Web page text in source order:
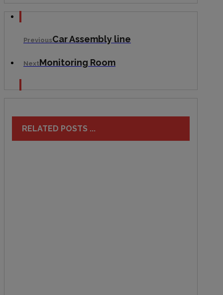
PreviousCar Assembly line
NextMonitoring Room
RELATED POSTS ...